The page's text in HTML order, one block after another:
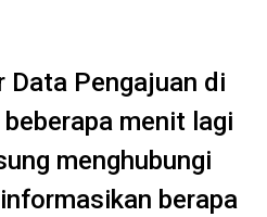
Data Pengajuan di
beberapa menit lagi
menghubungi
berapa